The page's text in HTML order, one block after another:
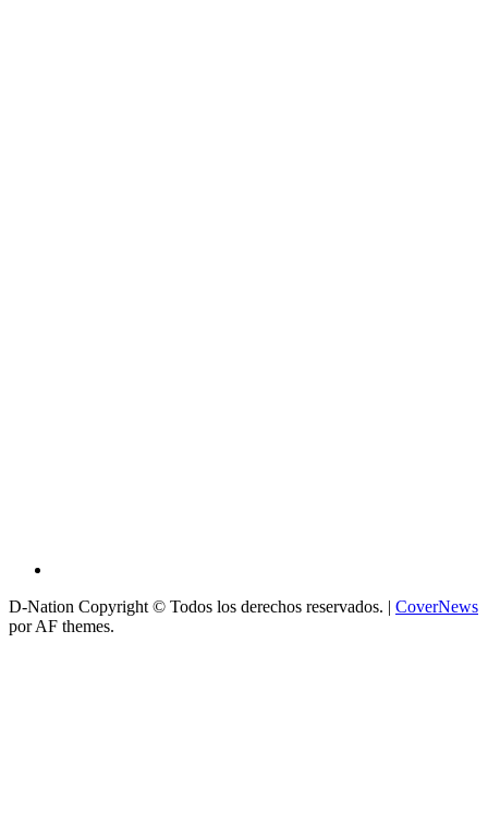
D-Nation Copyright © Todos los derechos reservados. | CoverNews
por AF themes.